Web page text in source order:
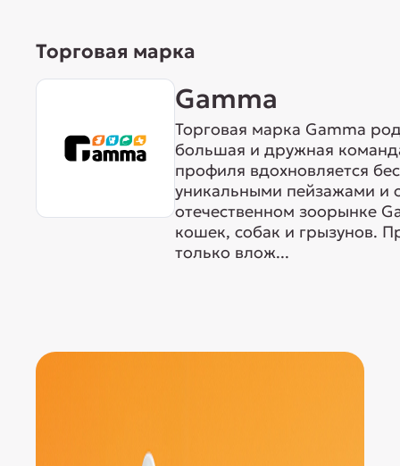
Торговая марка
Gamma
Торговая марка Gamma
большая и дружная
профиля вдохновляется
уникальными пейзажами и
отечественном зоорынке
кошек, собак и грызунов.
только влож...